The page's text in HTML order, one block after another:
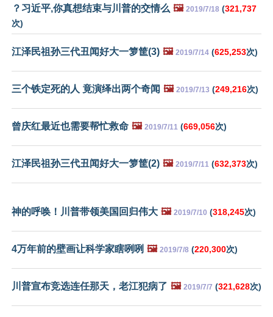
？习近平,你真想结束与川普的交情么 🖼️ 2019/7/18 (321,737
次)
江泽民祖孙三代丑闻好大一箩筐(3) 🖼️ 2019/7/14 (625,253次)
三个铁定死的人 竟演绎出两个奇闻 🖼️ 2019/7/13 (249,216次)
曾庆红最近也需要帮忙救命 🖼️ 2019/7/11 (669,056次)
江泽民祖孙三代丑闻好大一箩筐(2) 🖼️ 2019/7/11 (632,373次)
神的呼唤！川普带领美国回归伟大 🖼️ 2019/7/10 (318,245次)
4万年前的壁画让科学家瞎咧咧 🖼️ 2019/7/8 (220,300次)
川普宣布竞选连任那天，老江犯病了 🖼️ 2019/7/7 (321,628次)